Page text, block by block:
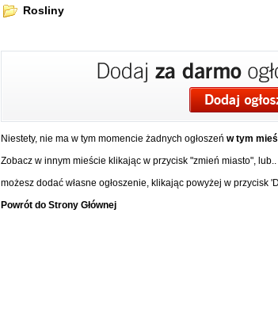
Rosliny
Niestety, nie ma w tym momencie żadnych ogłoszeń w tym
Zobacz w innym mieście klikając w przycisk "zmień miasto", lub..
możesz dodać własne ogłoszenie, klikając powyżej w przycisk
Powrót do Strony Głównej